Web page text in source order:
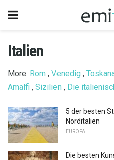
Italien
More: Rom , Venedig ,
Amalfi , Sizilien , Die
5 der besten
Norditalien
EUROPA
Die besten